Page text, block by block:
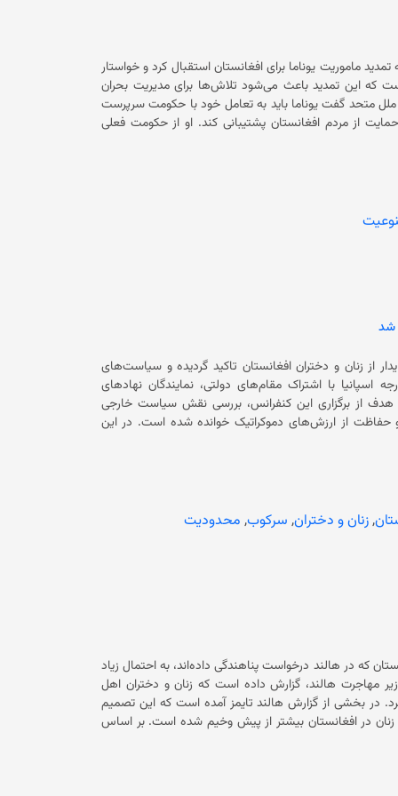
ماموریت یوناما برای افغانستان استقبال کرد و خواستار
در سازمان ملل شد. آقای کونگ گفته است که این تمدید باعث می‌شود تلاش‌ها برای مدیریت بحران
ادامه یابد. نماینده چین در سازمان ملل متحد گفت یوناما باید به تعامل خود با حکومت سرپرست
و طرف‌های ذی‌نفع ادامه دهد و از حقوق بشر، آموزش، اشتغال، عدالت و حمایت از مردم افغانستان پشتیبانی کند. او از حکومت فعلی
شد
از زنان و دختران افغانستان تاکید گردیده و سیاست‌های
خارجه اسپانیا با اشتراک مقام‌های دولتی، نمایندگان نهادهای
هدف از برگزاری این کنفرانس، بررسی نقش سیاست خارجی
فمینیستی در دفاع از حقوق زنان، تقویت برابری جنسیتی، حمایت از صلح و حفاظت از ارزش‌های دموکراتیک خوانده شده است. در این
کمک‌های بشردوستانه و نیاز به حمایت پایدار از زنان و
و «نقش زنان در روند صلح و آینده دموکراسی» و بحث ویژه مرتبط با زنان
,زنان و دختران, سرکوب, محدودیت
که در هالند درخواست پناهندگی داده‌اند، به احتمال زیاد
مهاجرت هالند، گزارش داده است که زنان و دختران اهل
در بخشی از گزارش هالند تایمز آمده است که این تصمیم
در افغانستان بیشتر از پیش وخیم شده است. بر اساس
کشور را دریافت کنند. بر اساس گزارش هالند تایمز، در سال